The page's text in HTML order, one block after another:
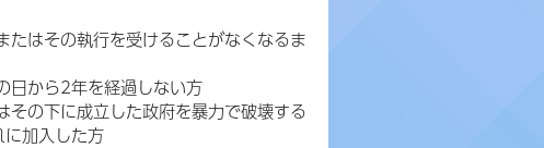
はその執行を受けることがなくなるま
日から2年を経過しない方
の下に成立した政府を暴力で破壊する
加入した方